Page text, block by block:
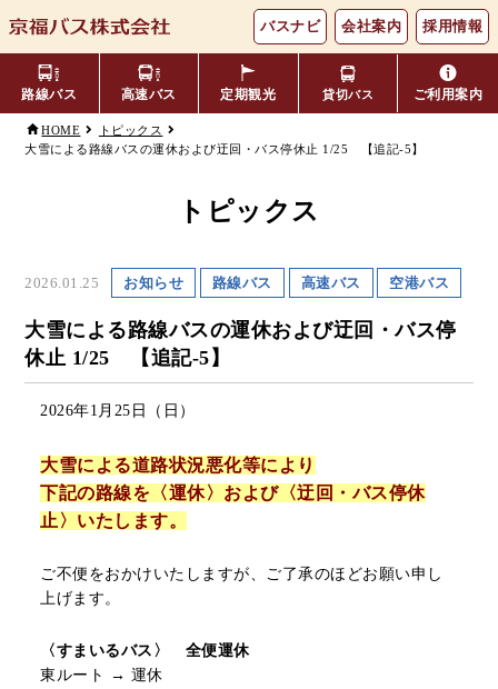
バスナビ 会社案内 採用情報
路線バス
のりば案内
季節・特別運行バス 配布時刻表
定期券 お得なきっぷ
コミュニティバス
検索方法
リアルタイムバス位置＆時刻表
京福バスナビ 交通系ICカード
Googleマップ
高速バス 定期観光 貸切バス ご利用案内
キャッシュレス対応
HOME
トピックス
大雪による路線バスの運休および迂回・バス停休止 1/25 【追記-5】
トピックス
2026.01.25 お知らせ 路線バス 高速バス 空港バス
大雪による路線バスの運休および迂回・バス停
休止 1/25 【追記-5】
2026年1月25日（日）
大雪による道路状況悪化等により
下記の路線を〈運休〉および〈迂回・バス停休
止〉いたします。
ご不便をおかけいたしますが、ご了承のほどお願い申し
上げます。
〈すまいるバス〉 全便運休
東ルート → 運休